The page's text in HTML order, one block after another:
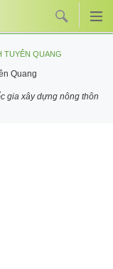
TUYÊN QUANG
Quang
gia xây dựng nông thôn